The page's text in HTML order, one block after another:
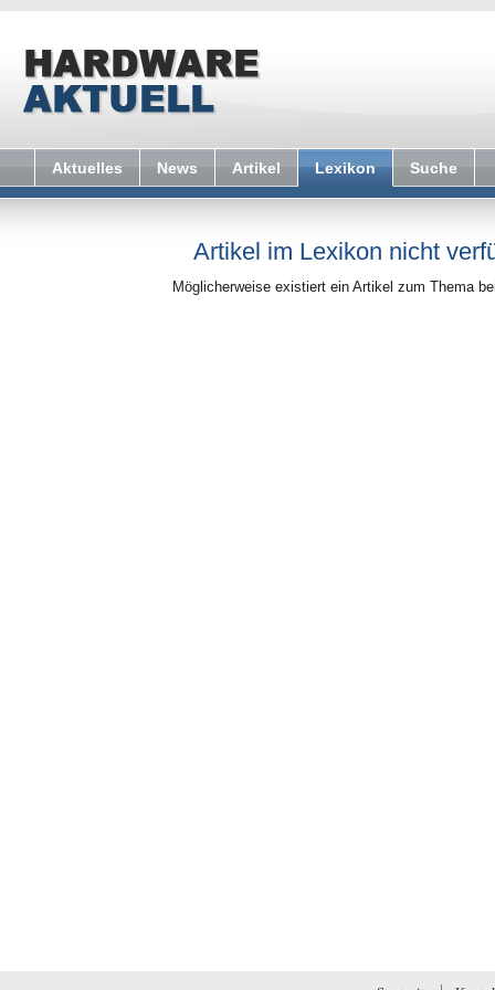
Aktuelles News Artikel Lexikon Suche
Artikel im Lexikon nicht
Möglicherweise existiert ein Artikel zum Thema